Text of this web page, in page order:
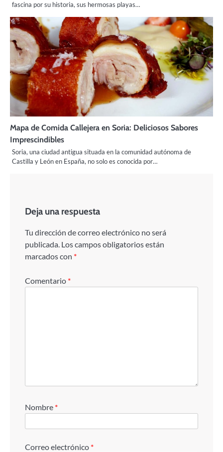
fascina por su historia, sus hermosas playas…
Mapa de Comida Callejera en Soria: Deliciosos Sabores
Imprescindibles
Soria, una ciudad antigua situada en la comunidad autónoma de
Castilla y León en España, no solo es conocida por…
Deja una respuesta
Tu dirección de correo electrónico no será
publicada. Los campos obligatorios están
marcados con *
Comentario *
Nombre *
Correo electrónico *